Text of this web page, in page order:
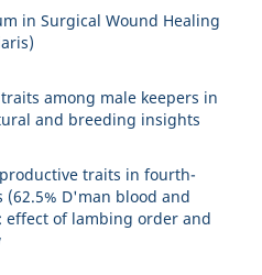
in Surgical Wound Healing
among male keepers in
and breeding insights
traits in fourth-
D'man blood and
effect of lambing order and